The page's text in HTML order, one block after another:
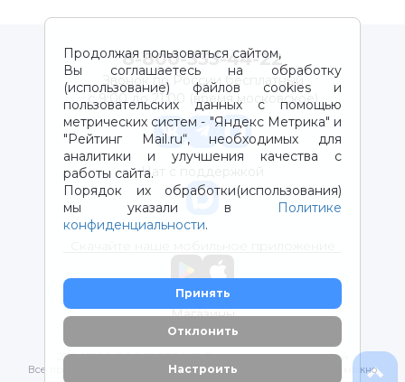
Продолжая пользоваться сайтом,
Вы соглашаетесь на обработку
(использование) файлов cookies и
пользовательских данных с помощью
метрических систем - "Яндекс Метрика" и
"Рейтинг Mail.ru“, необходимых для
аналитики и улучшения качества с
работы сайта.
Порядок их обработки(использования)
мы указали в
Политике
конфиденциальности.
Принять
Отклонить
Настроить
8-800-333-44-22
Звонок по России бесплатный
с 9:00 до 21:00 (время московское)
Чат с поддержкой
Магазины
2012-2026 © ООО "ВОТОНЯ". Детские товары с доставкой
Все права защищены. Любое использование материалов возможно